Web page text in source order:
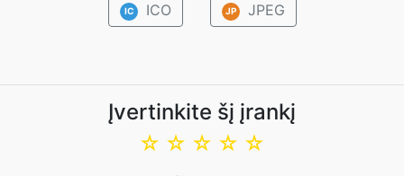
IC ICO JP JPEG
Įvertinkite šį įrankį
☆
☆
☆
☆
☆